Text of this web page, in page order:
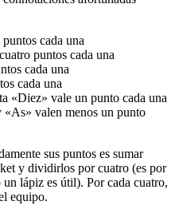
cada una
puntos cada una
cada una
cada una
«Diez» vale un punto cada una
valen menos un punto
sus puntos es sumar
y dividirlos por cuatro (es por
lápiz es útil). Por cada cuatro,
equipo.